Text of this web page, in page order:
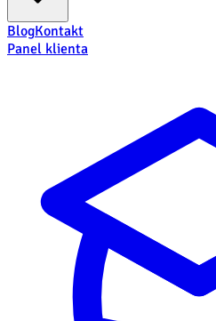
BlogKontakt
Panel klienta